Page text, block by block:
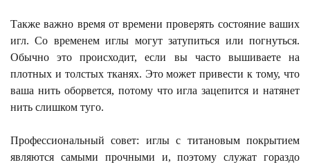
Также важно время от времени проверять состояние ваших
игл. Со временем иглы могут затупиться или погнуться.
Обычно это происходит, если вы часто вышиваете на
плотных и толстых тканях. Это может привести к тому, что
ваша нить оборвется, потому что игла зацепится и натянет
нить слишком туго.
Профессиональный совет: иглы с титановым покрытием
являются самыми прочными и, поэтому служат гораздо